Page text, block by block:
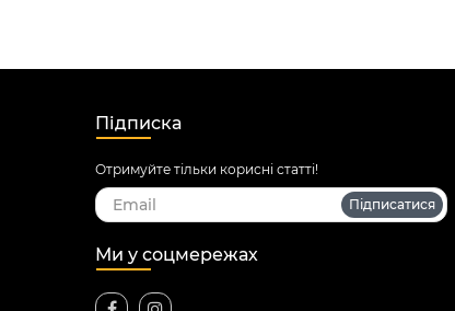
Підписка
Отримуйте тільки корисні статті!
Підписатися
Ми у соцмережах